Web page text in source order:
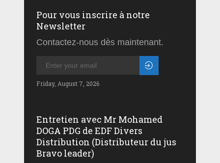
Pour vous inscrire à notre
Newsletter
Contactez-nous dès maintenant.
Friday, August 7, 2026
Entretien avec Mr Mohamed
DOGA PDG de EDF Divers
Distribution (Distributeur du jus
Bravo leader)